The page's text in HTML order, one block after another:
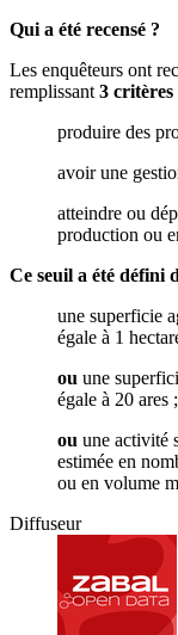
Qui a été recensé ?
Les enquêteurs ont
remplissant 3 critères
produire des
avoir une
atteindre ou
production ou
Ce seuil a été défini
une superficie
égale à 1
ou une
égale à 20 ares ;
ou une activité
estimée en
ou en volume
Diffuseur